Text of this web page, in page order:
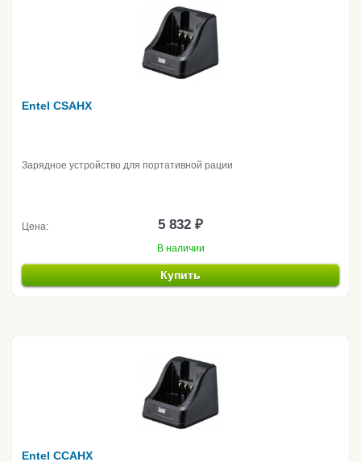
Entel CSAHX
Зарядное устройство для портативной рации
Цена: 5 832 ₽
В наличии
Купить
Entel CCAHX